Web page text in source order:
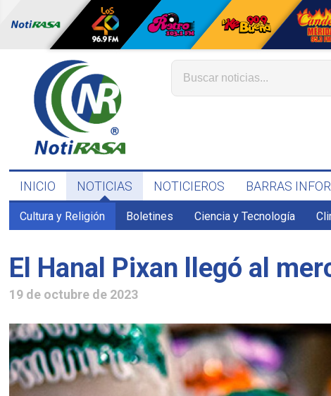
INICIO NOTICIAS NOTICIEROS BARRAS
Cultura y Religión Boletines Ciencia y Tecnología
El Hanal Pixan llegó al
19 de octubre de 2023